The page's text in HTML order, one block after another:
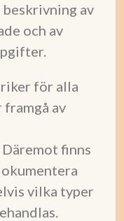
av
och av
för alla
av
finns
vilka typer